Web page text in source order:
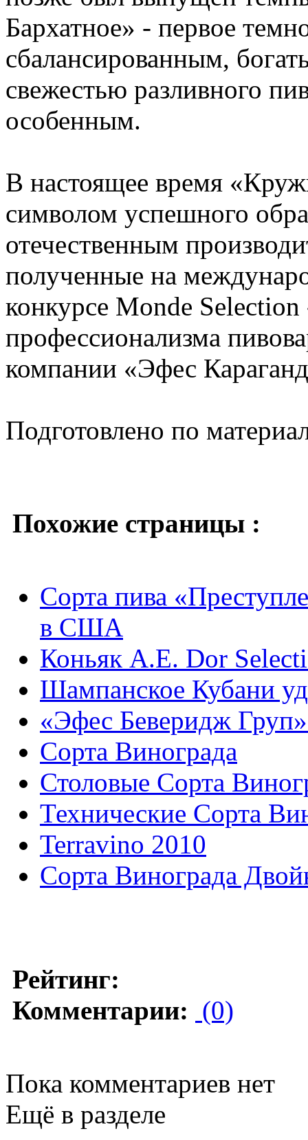
Бархатное» - первое
сбалансированным,
свежестью разливного
особенным.
В настоящее время
символом успешного
отечественным
полученные на
конкурсе Monde
профессионализма
компании «Эфес
Подготовлено по
Похожие страницы :
Сорта пива
в США
Коньяк A.E. Dor
Шампанское Кубани
«Эфес Беверидж
Сорта Винограда
Столовые Сорта
Технические Сорта
Terravino 2010
Сорта Винограда
Рейтинг:
Комментарии: (0)
Пока комментариев нет
Ещё в разделе